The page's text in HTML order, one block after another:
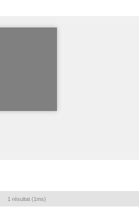
1 résultat (1ms)